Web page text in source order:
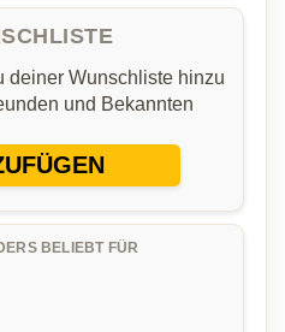
deiner Wunschliste hinzu
und Bekannten
BELIEBT FÜR